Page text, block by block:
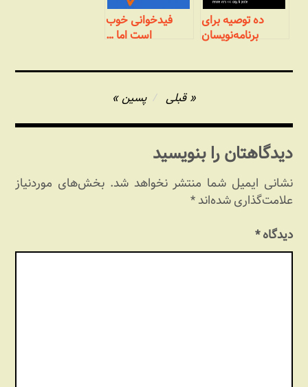
ده توصیه برای
برنامه‌نویسان
فیدخوانی خوب
است اما …
نوشته
قبلی پسین
دیدگاهتان را بنویسید
نشانی ایمیل شما منتشر نخواهد شد. بخش‌های موردنیاز
علامت‌گذاری شده‌اند*
دیدگاه*